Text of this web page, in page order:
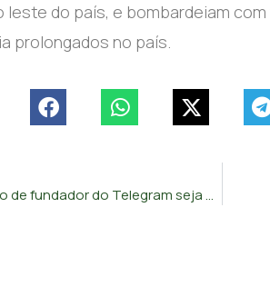
leste do país, e bombardeiam
prolongados no país.
Macron rejeita que detenção de fundador do Telegram seja decisão política